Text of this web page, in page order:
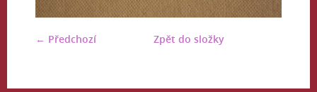
← Předchozí Zpět do složky